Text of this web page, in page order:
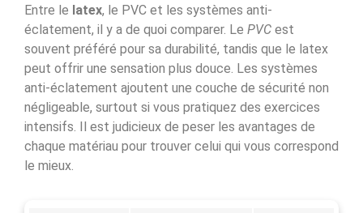
Entre le latex, le PVC et les systèmes anti-
éclatement, il y a de quoi comparer. Le PVC est
souvent préféré pour sa durabilité, tandis que le latex
peut offrir une sensation plus douce. Les systèmes
anti-éclatement ajoutent une couche de sécurité non
négligeable, surtout si vous pratiquez des exercices
intensifs. Il est judicieux de peser les avantages de
chaque matériau pour trouver celui qui vous correspond
le mieux.